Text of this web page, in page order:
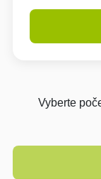
Vyberte